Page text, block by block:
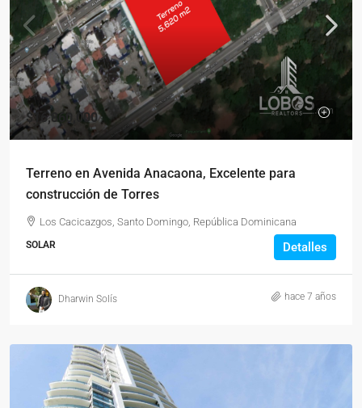
$16,860,000
Terreno en Avenida Anacaona, Excelente para
construcción de Torres
Los Cacicazgos, Santo Domingo, República Dominicana
SOLAR Detalles
Dharwin Solís hace 7 años